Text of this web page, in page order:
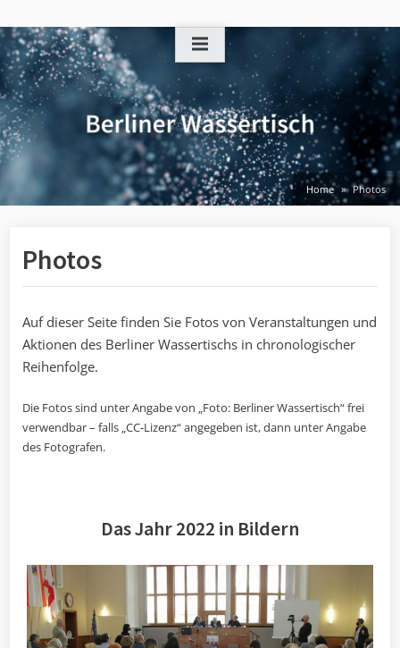
to
content
Home Photos
Photos
Auf dieser Seite finden Sie Fotos von Veranstaltungen und
Aktionen des Berliner Wassertischs in chronologischer
Reihenfolge.
Die Fotos sind unter Angabe von „Foto: Berliner Wassertisch“ frei
verwendbar – falls „CC-Lizenz“ angegeben ist, dann unter Angabe
des Fotografen.
Das Jahr 2022 in Bildern